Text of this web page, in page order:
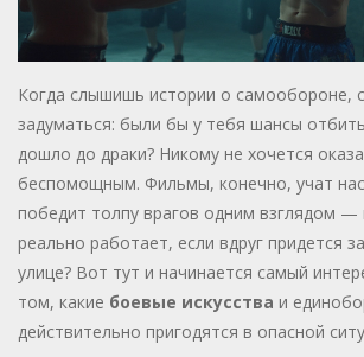
Когда слышишь истории о самообороне,
задуматься: были бы у тебя шансы
дошло до драки? Никому не хочется
беспомощным. Фильмы, конечно, учат
победит толпу врагов одним взглядом
реально работает, если вдруг придется
улице? Вот тут и начинается самый
том, какие боевые искусства и
действительно пригодятся в опасной